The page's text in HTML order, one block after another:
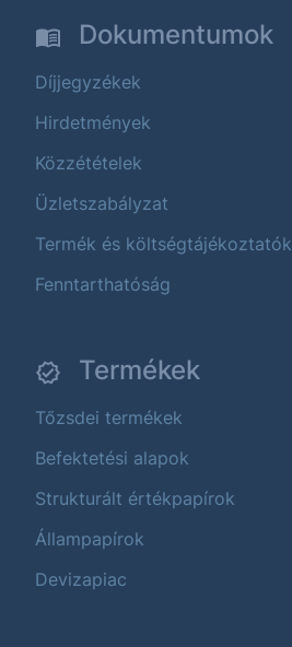
Dokumentumok
Díjjegyzékek
Hirdetmények
Közzétételek
Üzletszabályzat
Termék és költségtájékoztatók
Fenntarthatóság
Termékek
Tőzsdei termékek
Befektetési alapok
Strukturált értékpapírok
Állampapírok
Devizapiac